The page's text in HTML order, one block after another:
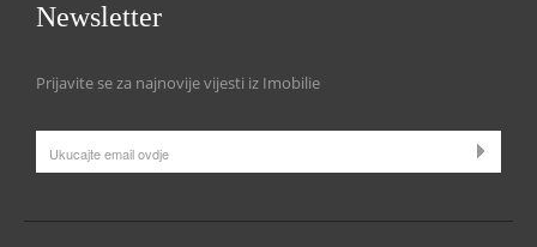
Newsletter
Prijavite se za najnovije vijesti iz Imobilie